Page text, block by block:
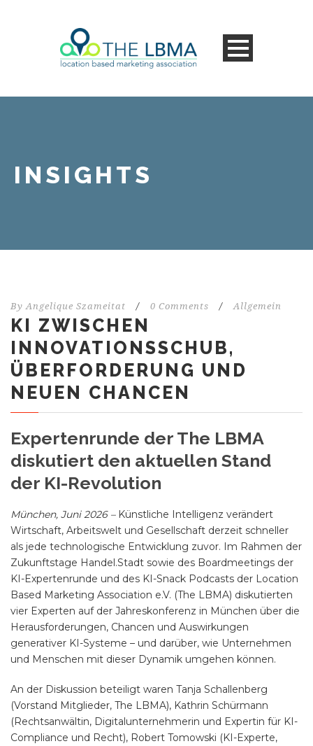
INSIGHTS
ByAngelique Szameitat / 0 Comments / Allgemein
KI ZWISCHEN
INNOVATIONSSCHUB,
ÜBERFORDERUNG UND
NEUEN CHANCEN
Expertenrunde der The LBMA
diskutiert den aktuellen Stand
der KI-Revolution
München, Juni 2026 –Künstliche Intelligenz verändert
Wirtschaft, Arbeitswelt und Gesellschaft derzeit schneller
als jede technologische Entwicklung zuvor. Im Rahmen der
Zukunftstage Handel.Stadt sowie des Boardmeetings der
KI-Expertenrunde und des KI-Snack Podcasts der Location
Based Marketing Association e.V. (The LBMA) diskutierten
vier Experten auf der Jahreskonferenz in München über die
Herausforderungen, Chancen und Auswirkungen
generativer KI-Systeme – und darüber, wie Unternehmen
und Menschen mit dieser Dynamik umgehen können.
An der Diskussion beteiligt waren Tanja Schallenberg
(Vorstand Mitglieder, The LBMA), Kathrin Schürmann
(Rechtsanwältin, Digitalunternehmerin und Expertin für KI-
Compliance und Recht), Robert Tomowski (KI-Experte,